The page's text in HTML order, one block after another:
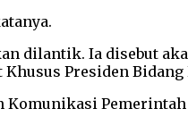
dilantik. Ia disebut
Presiden